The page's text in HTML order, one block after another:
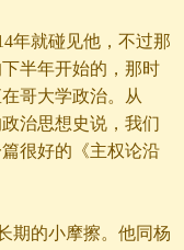
年就碰见他，不过那
半年开始的，那时
哥大学政治。从
治思想史说，我们
很好的《主权论沿
期的小摩擦。他同杨